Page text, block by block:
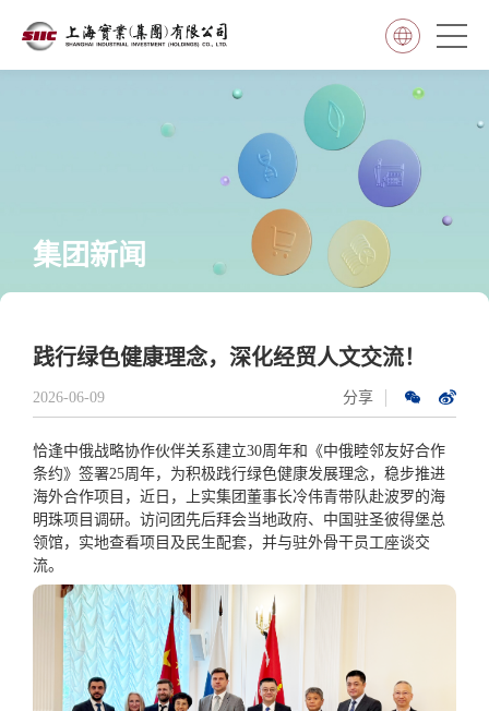
集团新闻
践行绿色健康理念，深化经贸人文交流！
2026-06-09 分享
恰逢中俄战略协作伙伴关系建立30周年和《中俄睦邻友好合作
条约》签署25周年，为积极践行绿色健康发展理念，稳步推进
海外合作项目，近日，上实集团董事长冷伟青带队赴波罗的海
明珠项目调研。访问团先后拜会当地政府、中国驻圣彼得堡总
领馆，实地查看项目及民生配套，并与驻外骨干员工座谈交
流。